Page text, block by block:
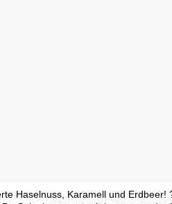
Haselnuss, Karamell und Erdbeer!